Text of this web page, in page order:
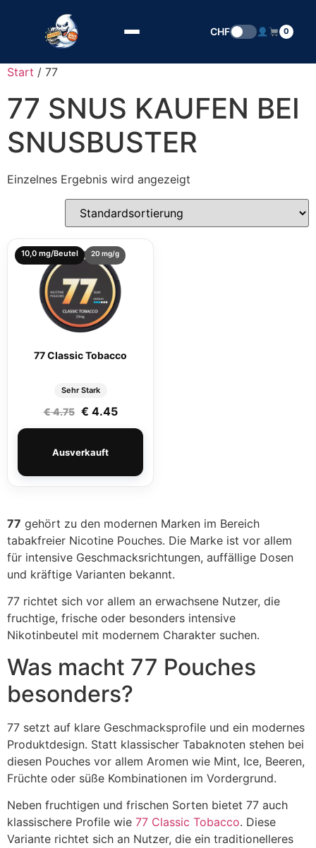
CHF 0
Start / 77
77 SNUS KAUFEN BEI
SNUSBUSTER
Einzelnes Ergebnis wird angezeigt
10,0 mg/Beutel 20 mg/g
77 Classic Tobacco
Sehr Stark
€4.75 Ursprünglicher Preis war: € 4.75
€ 4.45Aktueller Preis ist: € 4.45.
Ausverkauft
77 gehört zu den modernen Marken im Bereich
tabakfreier Nicotine Pouches. Die Marke ist vor allem
für intensive Geschmacksrichtungen, auffällige Dosen
und kräftige Varianten bekannt.
77 richtet sich vor allem an erwachsene Nutzer, die
fruchtige, frische oder besonders intensive
Nikotinbeutel mit modernem Charakter suchen.
Was macht 77 Pouches
besonders?
77 setzt auf klare Geschmacksprofile und ein modernes
Produktdesign. Statt klassischer Tabaknoten stehen bei
diesen Pouches vor allem Aromen wie Mint, Ice, Beeren,
Früchte oder süße Kombinationen im Vordergrund.
Neben fruchtigen und frischen Sorten bietet 77 auch
klassischere Profile wie 77 Classic Tobacco. Diese
Variante richtet sich an Nutzer, die ein traditionelleres